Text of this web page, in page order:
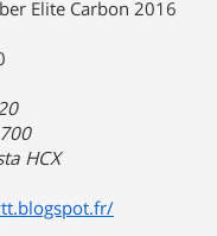
Elite Carbon 2016
HCX